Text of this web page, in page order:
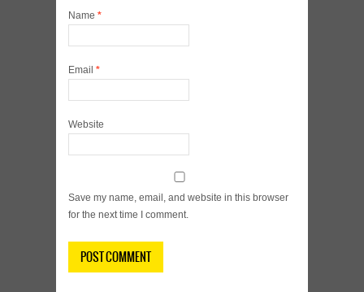
Name *
Email *
Website
Save my name, email, and website in this browser
for the next time I comment.